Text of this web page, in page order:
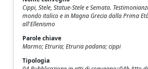
Cippi, Stele, Statue-Stele e Semata.
mondo italico e in Magna Grecia dalla Prima
all'Ellenismo
Parole chiave
Marmo; Etruria; Etruria padana; cippi
Tipologia